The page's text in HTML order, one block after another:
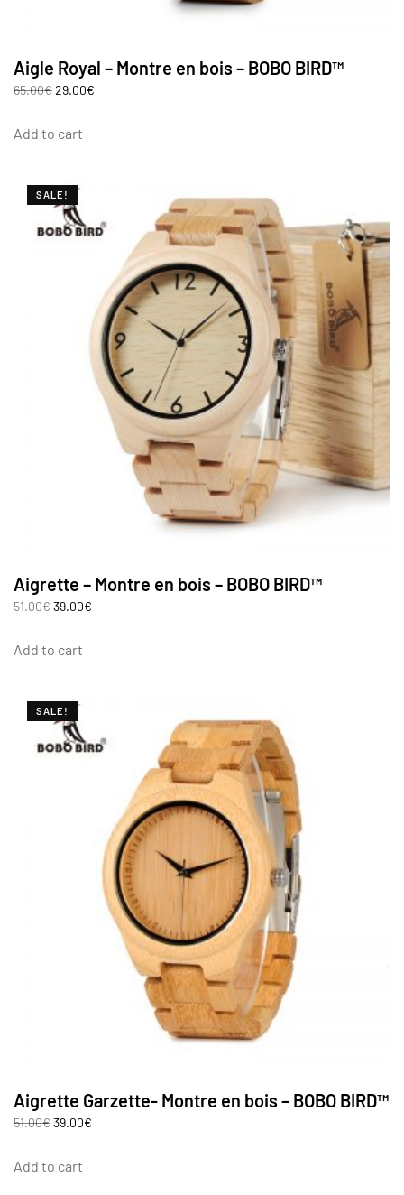
Aigle Royal – Montre en bois – BOBO BIRD™
65.00€29.00€
Add to cart
SALE!
Aigrette – Montre en bois – BOBO BIRD™
51.00€39.00€
Add to cart
SALE!
Aigrette Garzette- Montre en bois – BOBO BIRD™
51.00€39.00€
Add to cart